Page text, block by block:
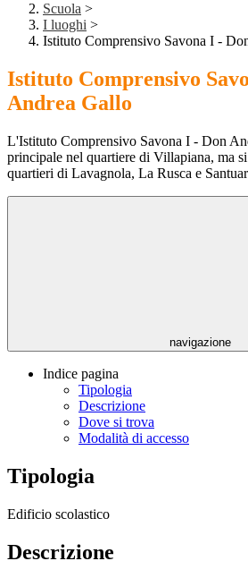
Scuola >
I luoghi >
Istituto Comprensivo Savona I -
Istituto Comprensivo
Andrea Gallo
L'Istituto Comprensivo Savona I - Don
principale nel quartiere di Villapiana, ma si
quartieri di Lavagnola, La Rusca e
navigazione
Indice pagina
Tipologia
Descrizione
Dove si trova
Modalità di accesso
Tipologia
Edificio scolastico
Descrizione